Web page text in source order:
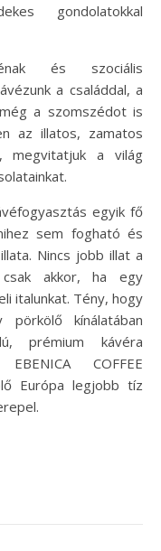
gondolatokkal
és szociális
a családdal, a
a szomszédot is
az illatos, zamatos
megvitatjuk a világ
egyik fő
sem fogható és
Nincs jobb illat a
akkor, ha egy
italunkat. Tény, hogy
pörkölő kínálatában
prémium kávéra
COFFEE
Európa legjobb tíz